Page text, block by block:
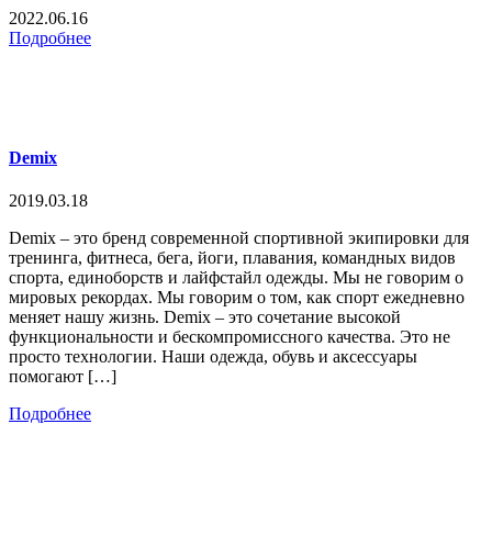
2022.06.16
Подробнее
Demix
2019.03.18
Demix – это бренд современной спортивной экипировки для
тренинга, фитнеса, бега, йоги, плавания, командных видов
спорта, единоборств и лайфстайл одежды. Мы не говорим о
мировых рекордах. Мы говорим о том, как спорт ежедневно
меняет нашу жизнь. Demix – это сочетание высокой
функциональности и бескомпромиссного качества. Это не
просто технологии. Наши одежда, обувь и аксессуары
помогают […]
Подробнее